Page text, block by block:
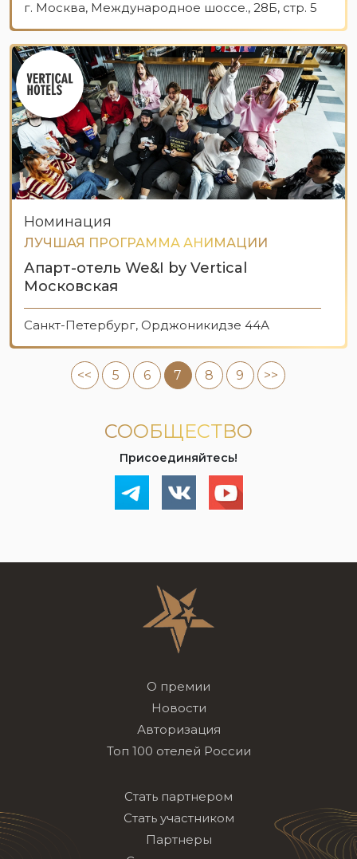
г. Москва, Международное шоссе., 28Б, стр. 5
Номинация
ЛУЧШАЯ ПРОГРАММА АНИМАЦИИ
Апарт-отель We&I by Vertical
Московская
Санкт-Петербург, Орджоникидзе 44А
<< 5 6 7 8 9 >>
СООБЩЕСТВО
Присоединяйтесь!
О премии
Новости
Авторизация
Топ 100 отелей России
Стать партнером
Стать участником
Партнеры